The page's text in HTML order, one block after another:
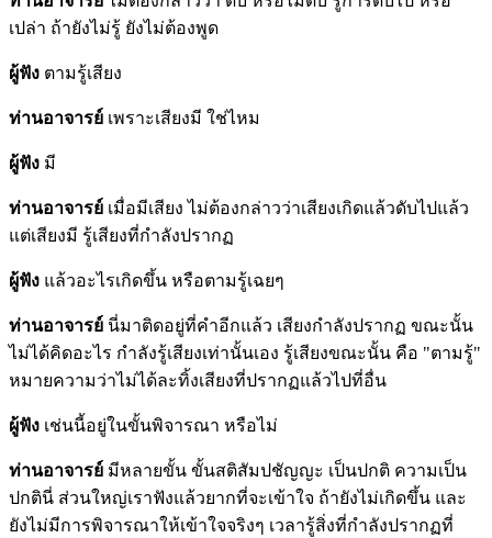
เปล่า ถ้ายังไม่รู้ ยังไม่ต้องพูด
ผู้ฟัง ตามรู้เสียง
ท่านอาจารย์ เพราะเสียงมี ใช่ไหม
ผู้ฟัง มี
ท่านอาจารย์ เมื่อมีเสียง ไม่ต้องกล่าวว่าเสียงเกิดแล้วดับไปแล้ว
แต่เสียงมี รู้เสียงที่กำลังปรากฏ
ผู้ฟัง แล้วอะไรเกิดขึ้น หรือตามรู้เฉยๆ
ท่านอาจารย์ นี่มาติดอยู่ที่คำอีกแล้ว เสียงกำลังปรากฏ ขณะนั้น
ไม่ได้คิดอะไร กำลังรู้เสียงเท่านั้นเอง รู้เสียงขณะนั้น คือ "ตามรู้"
หมายความว่าไม่ได้ละทิ้งเสียงที่ปรากฏแล้วไปที่อื่น
ผู้ฟัง เช่นนี้อยู่ในขั้นพิจารณา หรือไม่
ท่านอาจารย์ มีหลายขั้น ขั้นสติสัมปชัญญะ เป็นปกติ ความเป็น
ปกตินี่ ส่วนใหญ่เราฟังแล้วยากที่จะเข้าใจ ถ้ายังไม่เกิดขึ้น และ
ยังไม่มีการพิจารณาให้เข้าใจจริงๆ เวลารู้สิ่งที่กำลังปรากฏที่